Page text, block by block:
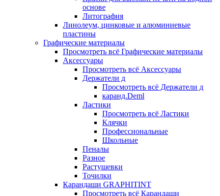
основе
Литография
Линолеум, цинковые и алюминиевые
пластины
Графические материалы
Просмотреть всё Графические материалы
Аксессуары
Просмотреть всё Аксессуары
Держатели д
Просмотреть всё Держатели д
каранд.Deml
Ластики
Просмотреть всё Ластики
Клячки
Профессиональные
Школьные
Пеналы
Разное
Растушевки
Точилки
Карандаши GRAPHITINT
Просмотреть всё Карандаши